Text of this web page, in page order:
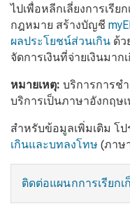
ไปเพื่อหลีกเลี่ยงการเรีย
กฎหมาย สร้างบัญชี
ผลประโยชน์ส่วนเกิน ด้ว
จัดการเงินที่จ่ายเงินมา
หมายเหตุ: บริการการช
บริการเป็นภาษาอังกฤษ
สำหรับข้อมูลเพิ่มเติม โ
เกินและบทลงโทษ (ภาษ
ติดต่อแผนกการเรียก